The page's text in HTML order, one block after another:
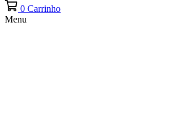
0 Carrinho
Menu